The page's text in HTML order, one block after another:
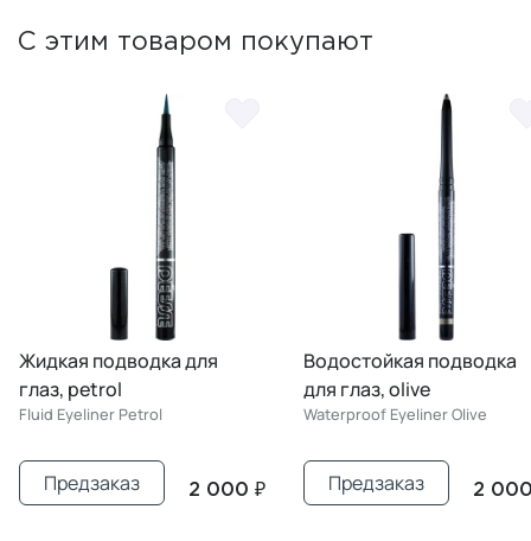
С этим товаром покупают
Жидкая подводка для
глаз, petrol
Fluid Eyeliner Petrol
2 000 ₽
Предзаказ
Водостойкая подводка
для глаз, olive
Waterproof Eyeliner Olive
2
Предзаказ